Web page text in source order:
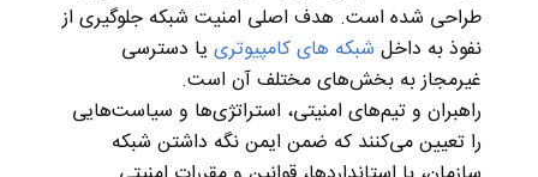
طراحی شده است. هدف اصلی امنیت شبکه جلوگیری از
نفوذ به داخل شبکه های کامپیوتری یا دسترسی
غیرمجاز به بخش‌های مختلف آن است.
راهبران و تیم‌های امنیتی، استراتژی‌ها و سیاست‌هایی
را تعیین می‌کنند که ضمن ایمن نگه داشتن شبکه